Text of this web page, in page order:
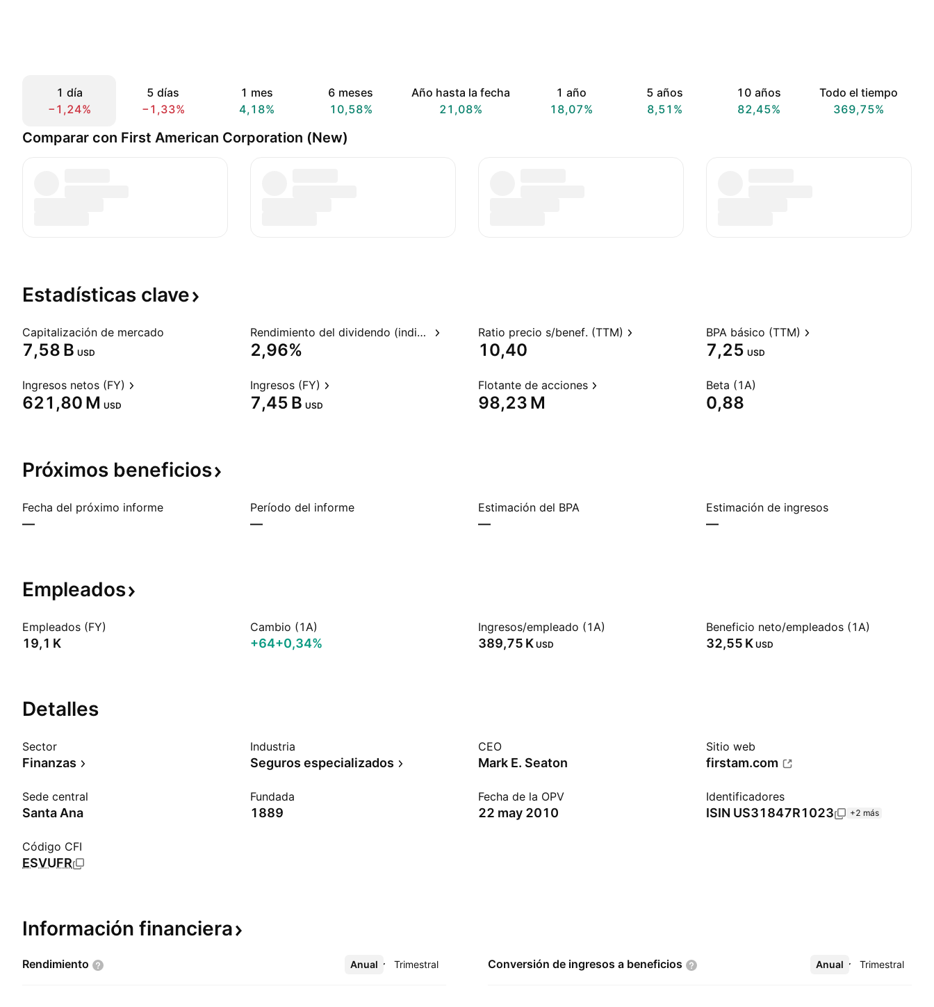
1 día
−1,24%
5 días
−1,33%
1 mes
4,18%
6 meses
10,58%
Año hasta la fecha
21,08%
1 año
18,07%
5 años
8,51%
10 años
82,45%
Todo el tiempo
369,75%
Comparar con First American Corporation (New)
Estadísticas clave
Capitalización de mercado
‪7,58 B‬ USD
Rendimiento del dividendo (indicado)
2,96%
Ratio precio s/benef. (TTM)
10,40
BPA básico (TTM)
7,25 USD
Ingresos netos (FY)
‪621,80 M‬ USD
Ingresos (FY)
‪7,45 B‬ USD
Flotante de acciones
‪98,23 M‬
Beta (1A)
0,88
Próximos beneficios
Fecha del próximo informe
—
Período del informe
—
Estimación del BPA
—
Estimación de ingresos
—
Empleados
Empleados (FY)
‪19,1 K‬
Cambio (1A)
+64+0,34%
Ingresos/empleado (1A)
‪389,75 K‬ USD
Beneficio neto/empleados (1A)
‪32,55 K‬ USD
Detalles
Sector
Finanzas
Industria
Seguros especializados
CEO
Mark E. Seaton
Sitio web
firstam.com
Sede central
Santa Ana
Fundada
1889
Fecha de la OPV
22 may 2010
Identificadores
ISIN US31847R1023 +2 más
Código CFI
ESVUFR
Información financiera
Rendimiento Anual Trimestral
Más Conversión de ingresos a beneficios Anual Trimestral
Más